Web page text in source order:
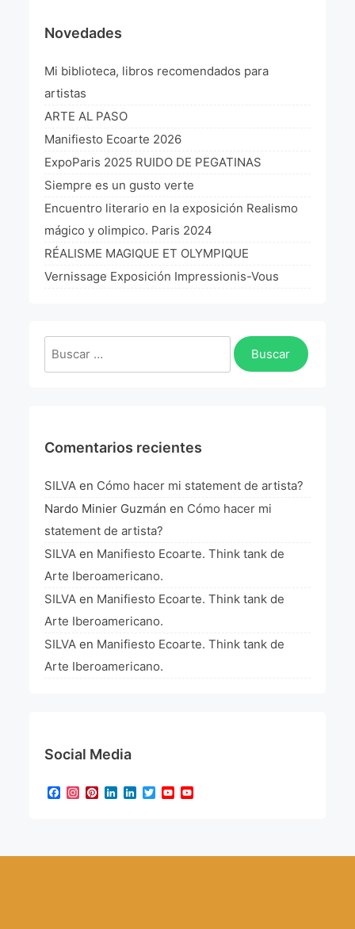
Novedades
Mi biblioteca, libros recomendados para
artistas
ARTE AL PASO
Manifiesto Ecoarte 2026
ExpoParis 2025 RUIDO DE PEGATINAS
Siempre es un gusto verte
Encuentro literario en la exposición Realismo
mágico y olimpico. Paris 2024
RÉALISME MAGIQUE ET OLYMPIQUE
Vernissage Exposición Impressionis-Vous
Buscar:
Comentarios recientes
SILVA en Cómo hacer mi statement de artista?
Nardo Minier Guzmán en Cómo hacer mi
statement de artista?
SILVA en Manifiesto Ecoarte. Think tank de
Arte Iberoamericano.
SILVA en Manifiesto Ecoarte. Think tank de
Arte Iberoamericano.
SILVA en Manifiesto Ecoarte. Think tank de
Arte Iberoamericano.
Social Media
Facebook
Instagram
Pinterest
LinkedIn
LinkedIn
TwitterYouTube